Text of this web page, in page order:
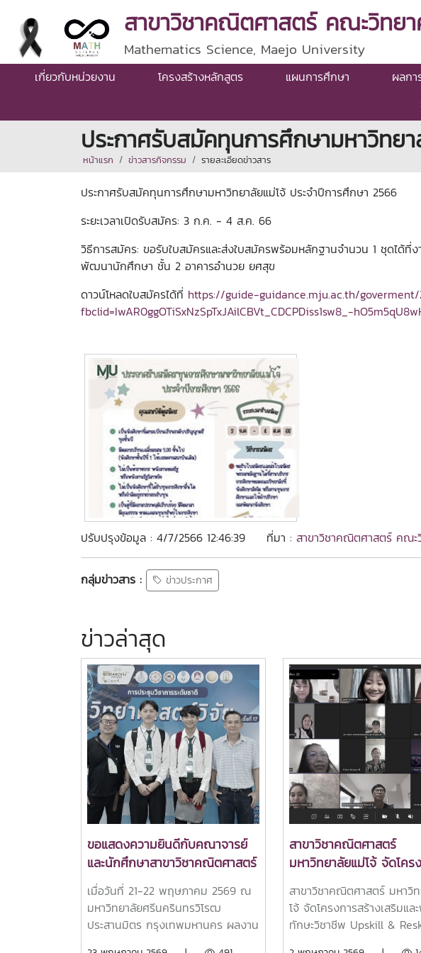
สาขาวิชาคณิตศาสตร์ คณะวิทย
Mathematics Science, Maejo University
เกี่ยวกับหน่วยงาน โครงสร้างหลักสูตร แผนการศึกษา ผลกา
ประกาศรับสมัคทุนการศึกษามหาวิทย
หน้าแรก ข่าวสารกิจกรรม รายละเอียดข่าวสาร
ประกาศรับสมัคทุนการศึกษามหาวิทยาลัยแม่โจ้ ประจำปีการศึกษา 2566
ระยะเวลาเปิดรับสมัคร: 3 ก.ค. - 4 ส.ค. 66
วิธีการสมัคร: ขอรับใบสมัครและส่งใบสมัครพร้อมหลักฐานจำนวน 1 ชุดได้
พัฒนานักศึกษา ชั้น 2 อาคารอำนวย ยศสุข
ดาวน์โหลดใบสมัครได้ที่ https://guide-guidance.mju.ac.th/goverment/
fbclid=IwAR0ggOTiSxNzSpTxJAilCBVt_CDCPDiss1sw8_-
ปรับปรุงข้อมูล : 4/7/2566 12:46:39 ที่มา : สาขาวิชาคณิตศาสตร์ คณะ
กลุ่มข่าวสาร : ข่าวประกาศ
ข่าวล่าสุด
ขอแสดงความยินดีกับคณาจารย์
และนักศึกษาสาขาวิชาคณิตศาสตร์
คณะวิทยาศาสตร์ มหาวิทยาลัยแม่
โจ้ ที่สร้างชื่อเสียงและความภาค
ภูมิใจให้กับมหาวิทยาลัยแม่โจ้ ด้วย
การคว้ารางวัลจาก “ทุกผลงาน” ที่
เมื่อวันที่ 21-22 พฤษภาคม 2569 ณ
มหาวิทยาลัยศรีนครินทรวิโรฒ
ประสานมิตร กรุงเทพมหานคร ผลงาน
สาขาวิชาคณิตศาสตร์
มหาวิทยาลัยแม่โจ้ จัดโคร
สร้างเสริมและพัฒนาทักษ
Upskill & Reskill สำหรับ
(สาขาวิชาคณิตศาสตร์) เพื่
เต็มความรู้ ต่อยอดศักยภา
สาขาวิชาคณิตศาสตร์ มหาวิ
โจ้ จัดโครงการสร้างเสริมแ
ทักษะวิชาชีพ Upskill &